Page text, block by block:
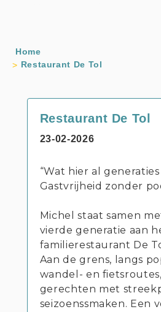
Home
Restaurant De Tol
Restaurant De Tol
23-02-2026
“Wat hier al
Gastvrijheid zonder
Michel staat samen
vierde generatie aan
familierestaurant De
Aan de grens, langs
wandel- en
gerechten met
seizoenssmaken. Een